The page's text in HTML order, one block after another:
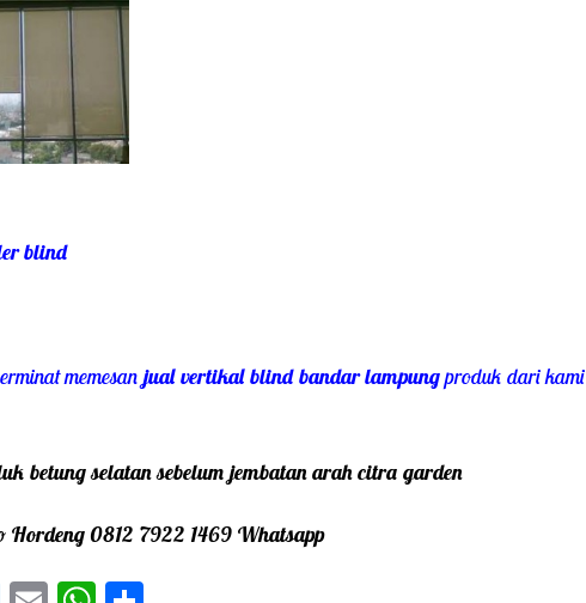
blind
memesanjual vertikal blind bandar lampungproduk dari kami
betung selatan sebelum jembatan arah citra garden
Hordeng 0812 7922 1469 Whatsapp